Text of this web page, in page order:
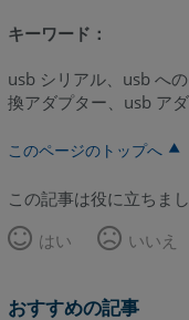
キーワード：
usb シリアル、usb へ
換アダプター、usb ア
このページのトップへ
この記事は役に立ちま
はい
いいえ
おすすめの記事